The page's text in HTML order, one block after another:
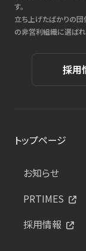
す。
立ち上げたばかりの
の非営利組織に選ばれ
採用
トップページ
お知らせ
PRTIMES
採用情報